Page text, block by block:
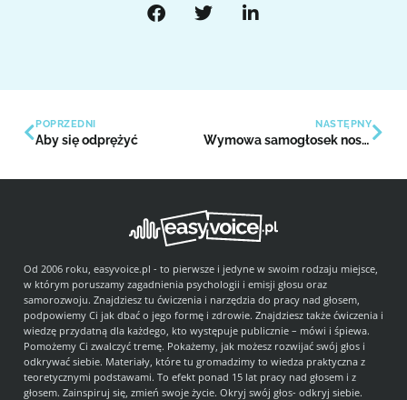
POPRZEDNI
Aby się odprężyć
NASTĘPNY
Wymowa samogłosek nosowych w wygłosie
Od 2006 roku, easyvoice.pl - to pierwsze i jedyne w swoim rodzaju miejsce,
w którym poruszamy zagadnienia psychologii i emisji głosu oraz
samorozwoju. Znajdziesz tu ćwiczenia i narzędzia do pracy nad głosem,
podpowiemy Ci jak dbać o jego formę i zdrowie. Znajdziesz także ćwiczenia i
wiedzę przydatną dla każdego, kto występuje publicznie – mówi i śpiewa.
Pomożemy Ci zwalczyć tremę. Pokażemy, jak możesz rozwijać swój głos i
odkrywać siebie. Materiały, które tu gromadzimy to wiedza praktyczna z
teoretycznymi podstawami. To efekt ponad 15 lat pracy nad głosem i z
głosem. Zainspiruj się, zmień swoje życie. Okryj swój głos- odkryj siebie.